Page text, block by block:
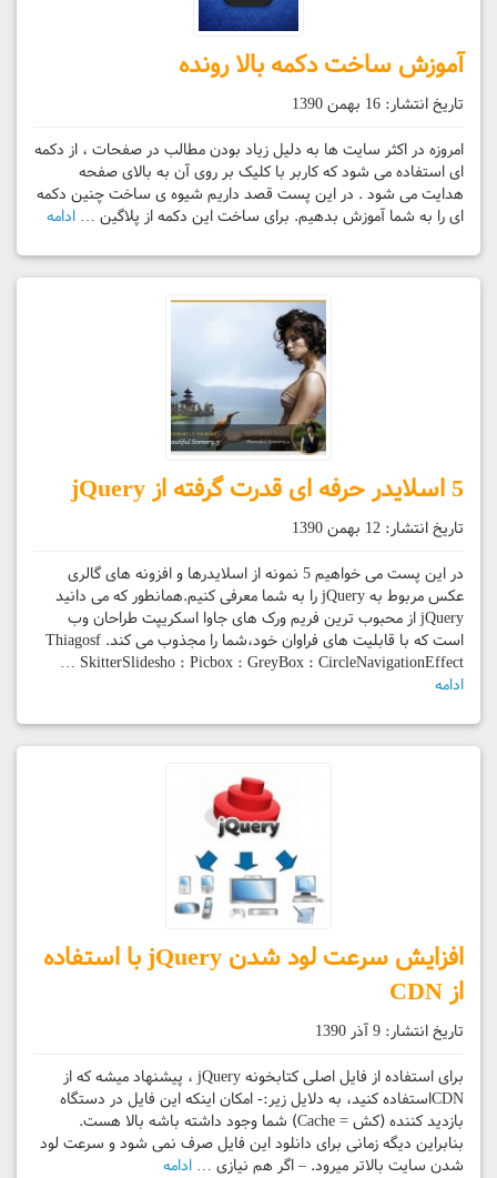
آموزش ساخت دکمه بالا رونده
تاریخ انتشار: 16 بهمن 1390
امروزه در اکثر سایت ها به دلیل زیاد بودن مطالب در صفحات ، از دکمه
ای استفاده می شود که کاربر با کلیک بر روی آن به بالای صفحه
هدایت می شود . در این پست قصد داریم شیوه ی ساخت چنین دکمه
ای را به شما آموزش بدهیم. برای ساخت این دکمه از پلاگین … ادامه
5 اسلایدر حرفه ای قدرت گرفته از jQuery
تاریخ انتشار: 12 بهمن 1390
در این پست می خواهیم 5 نمونه از اسلایدرها و افزونه های گالری
عکس مربوط به jQuery را به شما معرفی کنیم.همانطور که می دانید
jQuery از محبوب ترین فریم ورک های جاوا اسکریپت طراحان وب
است که با قابلیت های فراوان خود،شما را مجذوب می کند. Thiagosf
SkitterSlidesho : Picbox : GreyBox : CircleNavigationEffect …
ادامه
افزایش سرعت لود شدن jQuery با استفاده
از CDN
تاریخ انتشار: 9 آذر 1390
برای استفاده از فایل اصلی کتابخونه jQuery ، پیشنهاد میشه که از
CDNاستفاده کنید، به دلایل زیر:- امکان اینکه این فایل در دستگاه
بازدید کننده (کش = Cache) شما وجود داشته باشه بالا هست.
بنابراین دیگه زمانی برای دانلود این فایل صرف نمی شود و سرعت لود
شدن سایت بالاتر میرود. – اگر هم نیازی … ادامه